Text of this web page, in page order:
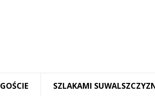
GOŚCIE SZLAKAMI